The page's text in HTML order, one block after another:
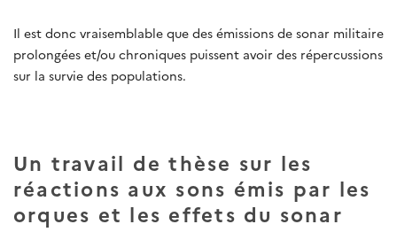
Il est donc vraisemblable que des émissions de sonar militaire
prolongées et/ou chroniques puissent avoir des répercussions
sur la survie des populations.
Un travail de thèse sur les
réactions aux sons émis par les
orques et les effets du sonar